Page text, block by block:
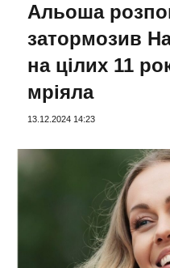
Альоша
затормозив
на цілих 11
мріяла
13.12.2024 14:23